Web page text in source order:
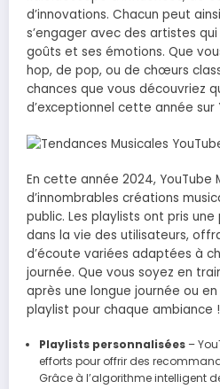
d’innovations. Chacun peut
s’engager avec des artistes
goûts et ses émotions. Que
hop, de pop, ou de chœurs
chances que vous découvriez
d’exceptionnel cette année sur
En cette année 2024, YouTube
d’innombrables créations
public. Les playlists ont pris
dans la vie des utilisateurs,
d’écoute variées adaptées à
journée. Que vous soyez en
après une longue journée ou
playlist pour chaque ambiance !
Playlists personnalisées–
efforts pour offrir des
Grâce à l’algorithme intelligent